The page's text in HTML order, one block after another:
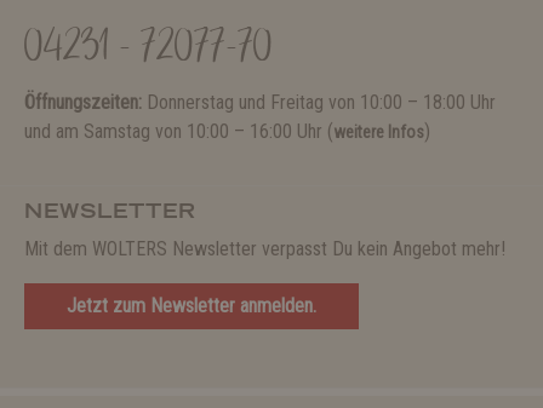
04231 - 72077-70
Öffnungszeiten: Donnerstag und Freitag von 10:00 – 18:00 Uhr
und am Samstag von 10:00 – 16:00 Uhr (weitere Infos)
NEWSLETTER
Mit dem WOLTERS Newsletter verpasst Du kein Angebot mehr!
Jetzt zum Newsletter anmelden.